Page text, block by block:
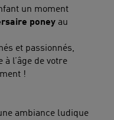
un moment
poney au
et passionnés,
l’âge de votre
!
ambiance ludique